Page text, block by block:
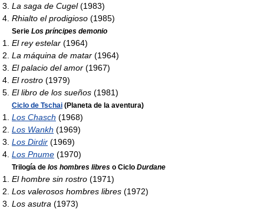
La saga de Cugel(1983)
Rhialto el prodigioso (1985)
Serie Los príncipes demonio
El rey estelar (1964)
La máquina de matar (1964)
El palacio del amor (1967)
El rostro (1979)
El libro de los sueños (1981)
Ciclo de Tschai (Planeta de la aventura)
Los Chasch (1968)
Los Wankh (1969)
Los Dirdir (1969)
Los Pnume (1970)
Trilogía de los hombres libres o Ciclo Durdane
El hombre sin rostro (1971)
Los valerosos hombres libres (1972)
Los asutra (1973)